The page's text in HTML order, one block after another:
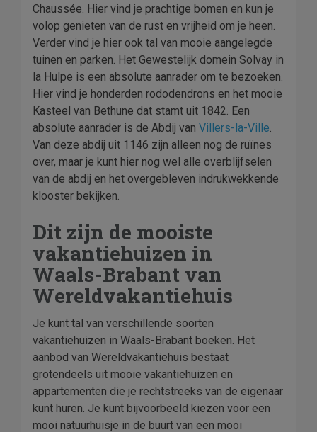
Chaussée. Hier vind je prachtige bomen en kun je
volop genieten van de rust en vrijheid om je heen.
Verder vind je hier ook tal van mooie aangelegde
tuinen en parken. Het Gewestelijk domein Solvay in
la Hulpe is een absolute aanrader om te bezoeken.
Hier vind je honderden rododendrons en het mooie
Kasteel van Bethune dat stamt uit 1842. Een
absolute aanrader is de Abdij van Villers-la-Ville.
Van deze abdij uit 1146 zijn alleen nog de ruïnes
over, maar je kunt hier nog wel alle overblijfselen
van de abdij en het overgebleven indrukwekkende
klooster bekijken.
Dit zijn de mooiste
vakantiehuizen in
Waals-Brabant van
Wereldvakantiehuis
Je kunt tal van verschillende soorten
vakantiehuizen in Waals-Brabant boeken. Het
aanbod van Wereldvakantiehuis bestaat
grotendeels uit mooie vakantiehuizen en
appartementen die je rechtstreeks van de eigenaar
kunt huren. Je kunt bijvoorbeeld kiezen voor een
mooi natuurhuisje in de buurt van een mooi